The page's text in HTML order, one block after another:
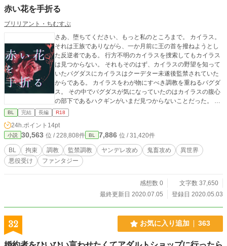
赤い花を手折る
ブリリアント・ちむすぶ
さあ、堕ちてください、もっと私のところまで。 カイラス。
それは王族でありながら、一か月前に王の首を撥ねようとし
た反逆者である。 行方不明のカイラスを捜索してもカイラス
は見つからない。 それもそのはず、カイラスの野望を知って
いたバグダスにカイラスはクーデター未遂後監禁されていた
からである。 カイラスをわが物にすべき調教を重ねるバグダ
ス。 その中でバグダスが気になっていたのはカイラスの腹心
の部下であるハクギンがいまだ見つからないことだった。 前
作「異世界で恋をするのは間違っているかもしれない」の悪
役であるカイラスのその後の話です。 読まなくても問題ない
ですが、そちらもぜひご覧ください
BL 完結 長編 R18
24h.ポイント 14pt
小説 30,563 位 / 228,808件 BL 7,886 位 / 31,420件
BL 拘束 調教 監禁調教 ヤンデレ攻め 鬼畜攻め
異世界
悪役受け
ファンタジー
感想数 0
文字数 37,650
最終更新日 2020.07.05
登録日 2020.05.03
32 お気に入り追加 363